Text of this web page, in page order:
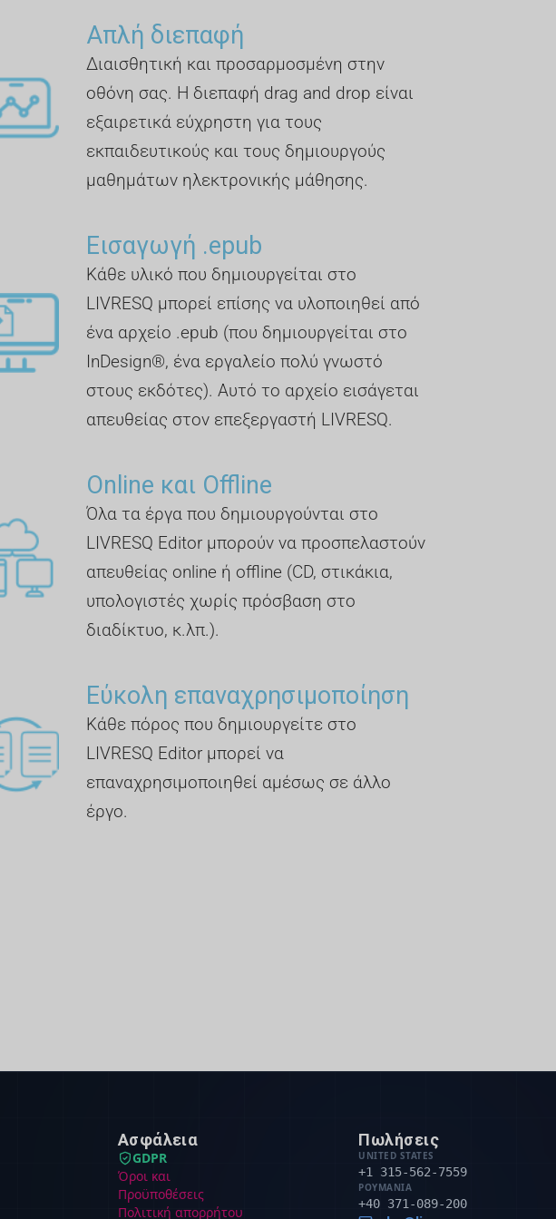
Απλή διεπαφή
Διαισθητική και προσαρμοσμένη στην
οθόνη σας. Η διεπαφή drag and drop είναι
εξαιρετικά εύχρηστη για τους
εκπαιδευτικούς και τους δημιουργούς
μαθημάτων ηλεκτρονικής μάθησης.
Εισαγωγή .epub
Κάθε υλικό που δημιουργείται στο
LIVRESQ μπορεί επίσης να υλοποιηθεί από
ένα αρχείο .epub (που δημιουργείται στο
InDesign®, ένα εργαλείο πολύ γνωστό
στους εκδότες). Αυτό το αρχείο εισάγεται
απευθείας στον επεξεργαστή LIVRESQ.
Online και Offline
Όλα τα έργα που δημιουργούνται στο
LIVRESQ Editor μπορούν να προσπελαστούν
απευθείας online ή offline (CD, στικάκια,
υπολογιστές χωρίς πρόσβαση στο
διαδίκτυο, κ.λπ.).
Εύκολη επαναχρησιμοποίηση
Κάθε πόρος που δημιουργείτε στο
LIVRESQ Editor μπορεί να
επαναχρησιμοποιηθεί αμέσως σε άλλο
έργο.
Ασφάλεια
GDPR
Όροι και
Προϋποθέσεις
Πολιτική απορρήτου
Πωλήσεις
UNITED STATES
+1 315-562-7559
ΡΟΥΜΑΝΊΑ
+40 371-089-200